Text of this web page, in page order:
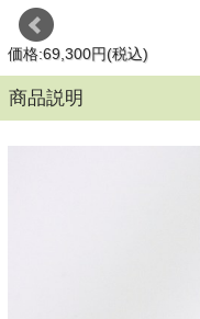
価格:69,300円(税込)
商品説明